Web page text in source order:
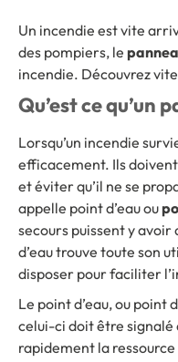
Un incendie est vite
des pompiers, le
incendie. Découvrez
Qu’est ce qu’un
Lorsqu’un incendie
efficacement. Ils
et éviter qu’il ne se
appelle point d’eau ou
secours puissent y avoir
d’eau trouve toute son
disposer pour faciliter
Le point d’eau, ou point
celui-ci doit être signalé
rapidement la